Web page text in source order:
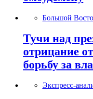
Большой
Тучи над
отрицание
борьбу за
Экспресс-